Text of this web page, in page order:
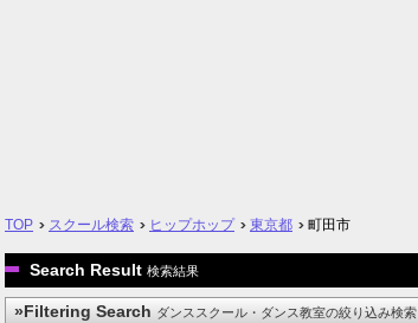
TOP スクール検索 ヒップホップ 東京都 町田市
Search Result 検索結果
»Filtering Search ダンススクール・ダンス教室の絞り込み検索